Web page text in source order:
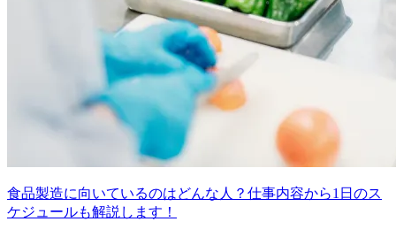
食品製造に向いているのはどんな人？仕事内容から1日のス
ケジュールも解説します！